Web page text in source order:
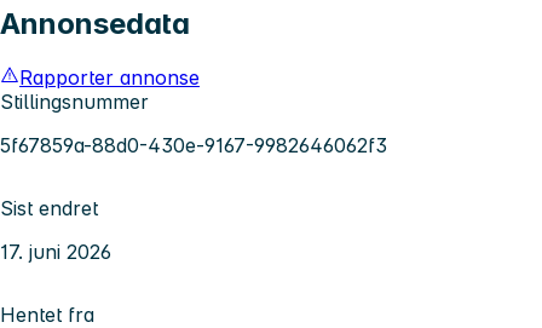
Annonsedata
Rapporter annonse
Stillingsnummer
5f67859a-88d0-430e-9167-9982646062f3
Sist endret
17. juni 2026
Hentet fra